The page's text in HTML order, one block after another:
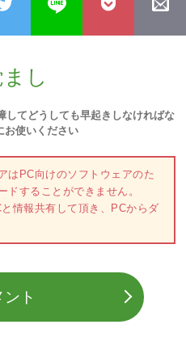
まし
してどうしても早起きしなければな
お使いください
はPC向けのソフトウェアのた
ドすることができません。
情報共有して頂き、PCからダ
ント